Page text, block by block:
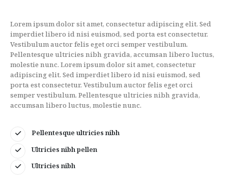
Lorem ipsum dolor sit amet, consectetur adipiscing elit. Sed
imperdiet libero id nisi euismod, sed porta est consectetur.
Vestibulum auctor felis eget orci semper vestibulum.
Pellentesque ultricies nibh gravida, accumsan libero luctus,
molestie nunc. Lorem ipsum dolor sit amet, consectetur
adipiscing elit. Sed imperdiet libero id nisi euismod, sed
porta est consectetur. Vestibulum auctor felis eget orci
semper vestibulum. Pellentesque ultricies nibh gravida,
accumsan libero luctus, molestie nunc.
Pellentesque ultricies nibh
Ultricies nibh pellen
Ultricies nibh